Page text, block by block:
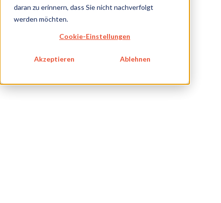
daran zu erinnern, dass Sie nicht nachverfolgt
werden möchten.
Cookie-Einstellungen
Akzeptieren Ablehnen
LEISTUNGEN IVD
KARRIERE
BLOG